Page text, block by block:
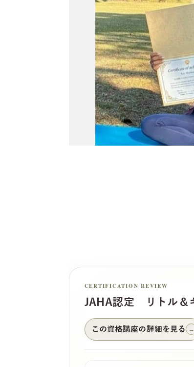
CERTIFICATION REVIEW
JAHA認定 リトル＆
この資格講座の詳細を見る →